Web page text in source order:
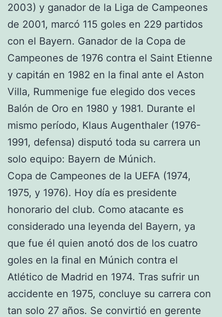
2003) y ganador de la Liga de Campeones
de 2001, marcó 115 goles en 229 partidos
con el Bayern. Ganador de la Copa de
Campeones de 1976 contra el Saint Etienne
y capitán en 1982 en la final ante el Aston
Villa, Rummenige fue elegido dos veces
Balón de Oro en 1980 y 1981. Durante el
mismo período, Klaus Augenthaler (1976-
1991, defensa) disputó toda su carrera un
solo equipo: Bayern de Múnich.
Copa de Campeones de la UEFA (1974,
1975, y 1976). Hoy día es presidente
honorario del club. Como atacante es
considerado una leyenda del Bayern, ya
que fue él quien anotó dos de los cuatro
goles en la final en Múnich contra el
Atlético de Madrid en 1974. Tras sufrir un
accidente en 1975, concluye su carrera con
tan solo 27 años. Se convirtió en gerente